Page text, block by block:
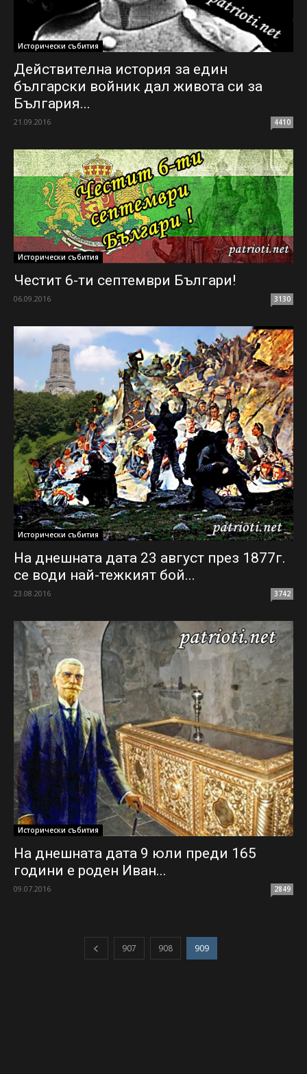
Исторически събития
Действителна история за един
български войник дал живота си за
България...
21.09.2016 4410
Исторически събития
Честит 6-ти септември Българи!
06.09.2016 3130
Исторически събития
На днешната дата 23 август през 1877г.
се води най-тежкият бой...
23.08.2016 3742
Исторически събития
На днешната дата 9 юли преди 165
години е роден Иван...
09.07.2016 2849
907 908 909